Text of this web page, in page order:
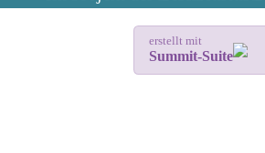
erstellt mit
Summit-Suite